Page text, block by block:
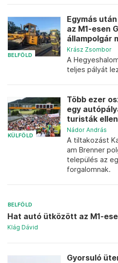
BELFÖLD
Egymás
az M1-esen
állampolgár
Krász Zsombor
A
teljes pályát
KÜLFÖLD
Több ezer
egy
turisták
Nádor András
A tiltakozást
am Brenner
település az
forgalomnak.
BELFÖLD
Hat autó ütközött az M1-
Klág Dávid
Gyorsuló